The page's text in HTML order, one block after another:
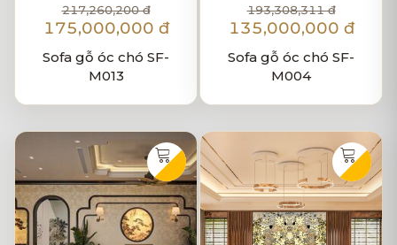
217,260,200 đ
175,000,000 đ
Sofa gỗ óc chó SF-
M013
193,308,311 đ
135,000,000 đ
Sofa gỗ óc chó SF-
M004